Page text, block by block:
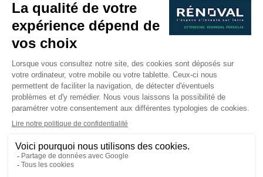
Un été pour une véranda
Portes Ouvertes Véranda Extension Suisse | 26-27 Juin
Une ombre avec une pergola aluminium
portes ouvertes véranda sur mesure
Nous Suivre